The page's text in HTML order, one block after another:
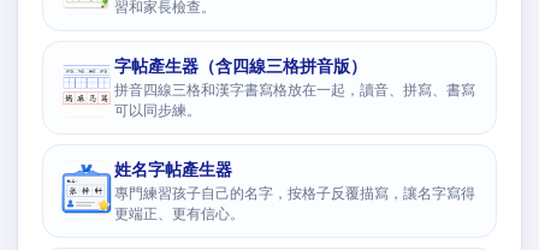
習和家長檢查。
字帖產生器（含四線三格拼音版）
拼音四線三格和漢字書寫格放在一起，讀音、拼寫、書寫
可以同步練。
姓名字帖產生器
專門練習孩子自己的名字，按格子反覆描寫，讓名字寫得
更端正、更有信心。